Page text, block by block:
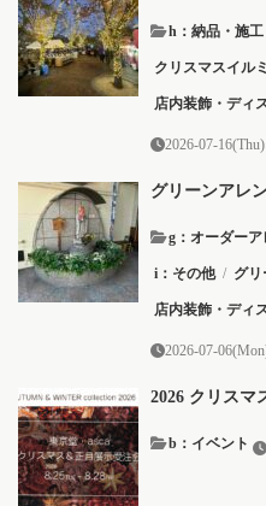
h：納品・施工
クリスマスイル
店内装飾・ディ
2026-07-16(Thu)
グリーンアレ
g：オーダーア
i：その他 / グ
店内装飾・ディ
2026-07-
2026 クリスマ
b：イベント